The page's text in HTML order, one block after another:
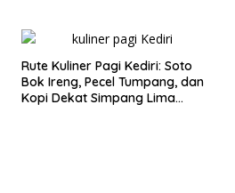
Rute Kuliner Pagi Kediri: Soto
Bok Ireng, Pecel Tumpang, dan
Kopi Dekat Simpang Lima